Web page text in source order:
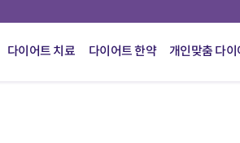
다이어트 치료 다이어트 한약 개인맞춤 다